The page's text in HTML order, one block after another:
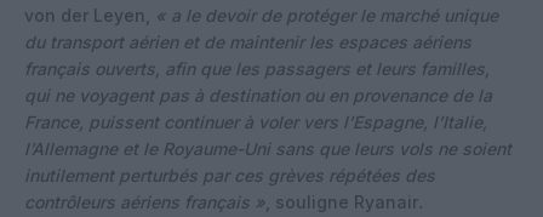
von der Leyen,
« a le devoir de protéger le marché unique
du transport aérien et de maintenir les espaces aériens
français ouverts, afin que les passagers et leurs familles,
qui ne voyagent pas à destination ou en provenance de la
France, puissent continuer à voler vers l’Espagne, l’Italie,
l’Allemagne et le Royaume-Uni sans que leurs vols ne soient
inutilement perturbés par ces grèves répétées des
contrôleurs aériens français » , souligne Ryanair.